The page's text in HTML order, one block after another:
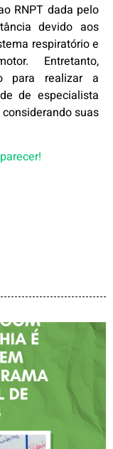
RNPT dada pelo
devido aos
respiratório e
Entretanto,
para realizar a
de especialista
suas
COM
É
EM